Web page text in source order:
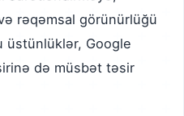
rəqəmsal görünürlüğü
üstünlüklər, Google
də müsbət təsir